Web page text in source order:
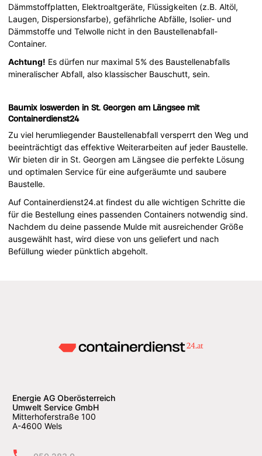
Dämmstoffplatten, Elektroaltgeräte, Flüssigkeiten (z.B. Altöl,
Laugen, Dispersionsfarbe), gefährliche Abfälle, Isolier- und
Dämmstoffe und Telwolle nicht in den Baustellenabfall-
Container.
Achtung! Es dürfen nur maximal 5% des Baustellenabfalls
mineralischer Abfall, also klassischer Bauschutt, sein.
Baumix loswerden in St. Georgen am Längsee mit
Containerdienst24
Zu viel herumliegender Baustellenabfall versperrt den Weg und
beeinträchtigt das effektive Weiterarbeiten auf jeder Baustelle.
Wir bieten dir in St. Georgen am Längsee die perfekte Lösung
und optimalen Service für eine aufgeräumte und saubere
Baustelle.
Auf Containerdienst24.at findest du alle wichtigen Schritte die
für die Bestellung eines passenden Containers notwendig sind.
Nachdem du deine passende Mulde mit ausreichender Größe
ausgewählt hast, wird diese von uns geliefert und nach
Befüllung wieder pünktlich abgeholt.
Energie AG Oberösterreich
Umwelt Service GmbH
Mitterhoferstraße 100
A-4600 Wels